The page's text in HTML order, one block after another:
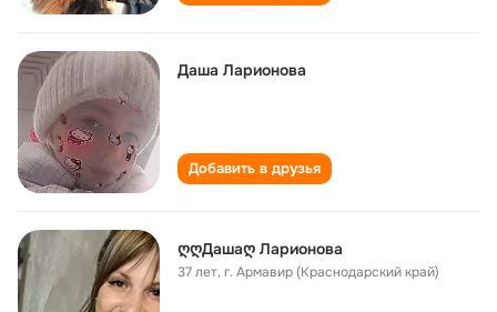
Даша Ларионова
Добавить в друзья
ღღДашаღ Ларионова
37 лет,г. Армавир (Краснодарский край)